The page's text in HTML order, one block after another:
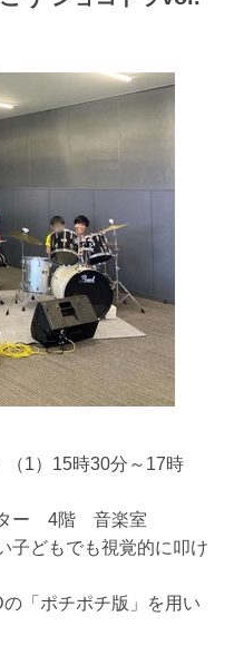
1）15時30分～17時
ー 4階 音楽室
どもでも視覚的に叩け
ポチ版」を用い